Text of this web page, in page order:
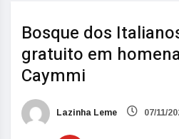
Bosque dos
gratuito em
Caymmi
Lazinha Leme 07/11/